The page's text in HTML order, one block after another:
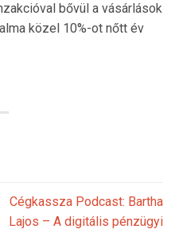
bővül a vásárlások
közel 10%-ot nőtt év
Cégkassza Podcast: Bartha
Lajos – A digitális pénzügyi